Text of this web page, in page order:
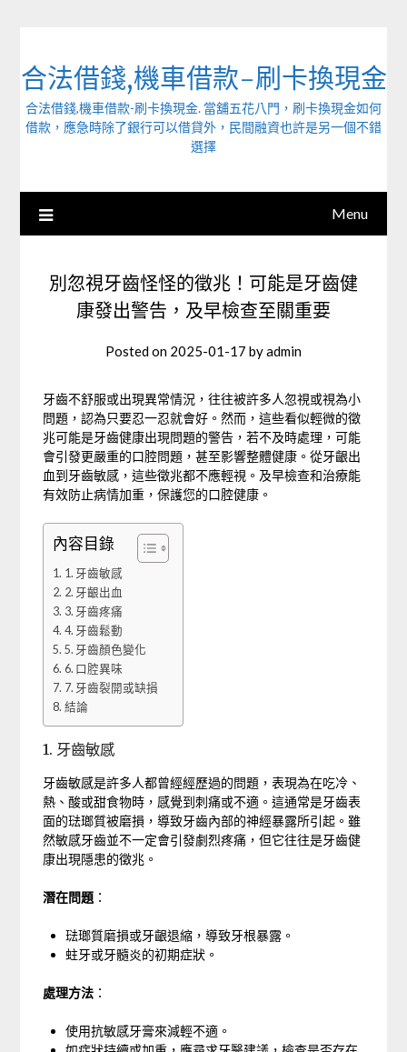
合法借錢,機車借款-刷卡換現金
合法借錢,機車借款-刷卡換現金. 當舖五花八門，刷卡換現金如何
借款，應急時除了銀行可以借貸外，民間融資也許是另一個不錯
選擇
Menu
別忽視牙齒怪怪的徵兆！可能是牙齒健
康發出警告，及早檢查至關重要
Posted on 2025-01-17 byadmin
牙齒不舒服或出現異常情況，往往被許多人忽視或視為小
問題，認為只要忍一忍就會好。然而，這些看似輕微的徵
兆可能是牙齒健康出現問題的警告，若不及時處理，可能
會引發更嚴重的口腔問題，甚至影響整體健康。從牙齦出
血到牙齒敏感，這些徵兆都不應輕視。及早檢查和治療能
有效防止病情加重，保護您的口腔健康。
內容目錄
1. 牙齒敏感
2. 牙齦出血
3. 牙齒疼痛
4. 牙齒鬆動
5. 牙齒顏色變化
6. 口腔異味
7. 牙齒裂開或缺損
結論
1. 牙齒敏感
牙齒敏感是許多人都曾經經歷過的問題，表現為在吃冷、
熱、酸或甜食物時，感覺到刺痛或不適。這通常是牙齒表
面的琺瑯質被磨損，導致牙齒內部的神經暴露所引起。雖
然敏感牙齒並不一定會引發劇烈疼痛，但它往往是牙齒健
康出現隱患的徵兆。
潛在問題 ：
琺瑯質磨損或牙齦退縮，導致牙根暴露。
蛀牙或牙髓炎的初期症狀。
處理方法 ：
使用抗敏感牙膏來減輕不適。